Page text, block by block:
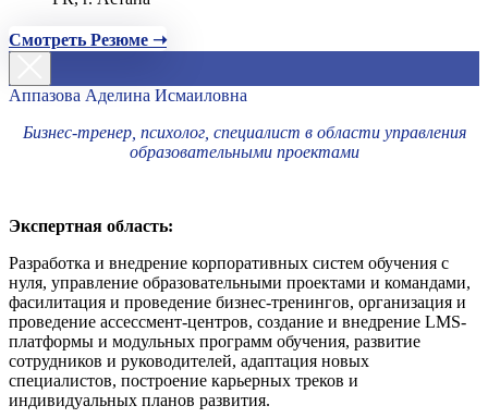
Смотреть Резюме ➝
Аппазова Аделина Исмаиловна
Бизнес-тренер, психолог, специалист в области управления
образовательными проектами
Экспертная область:
Разработка и внедрение корпоративных систем обучения с
нуля, управление образовательными проектами и командами,
фасилитация и проведение бизнес-тренингов, организация и
проведение ассессмент-центров, создание и внедрение LMS-
платформы и модульных программ обучения, развитие
сотрудников и руководителей, адаптация новых
специалистов, построение карьерных треков и
индивидуальных планов развития.